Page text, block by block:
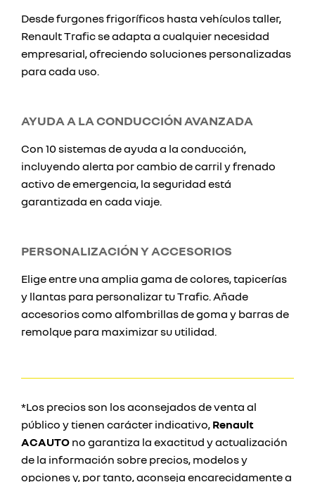
Desde furgones frigoríficos hasta vehículos taller,
Renault Trafic se adapta a cualquier necesidad
empresarial, ofreciendo soluciones personalizadas
para cada uso.
AYUDA A LA CONDUCCIÓN AVANZADA
Con 10 sistemas de ayuda a la conducción,
incluyendo alerta por cambio de carril y frenado
activo de emergencia, la seguridad está
garantizada en cada viaje.
PERSONALIZACIÓN Y ACCESORIOS
Elige entre una amplia gama de colores, tapicerías
y llantas para personalizar tu Trafic. Añade
accesorios como alfombrillas de goma y barras de
remolque para maximizar su utilidad.
*Los precios son los aconsejados de venta al
público y tienen carácter indicativo, Renault
ACAUTO no garantiza la exactitud y actualización
de la información sobre precios, modelos y
opciones y, por tanto, aconseja encarecidamente a